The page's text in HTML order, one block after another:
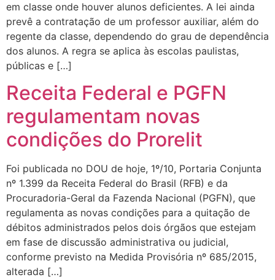
em classe onde houver alunos deficientes. A lei ainda
prevê a contratação de um professor auxiliar, além do
regente da classe, dependendo do grau de dependência
dos alunos. A regra se aplica às escolas paulistas,
públicas e […]
Receita Federal e PGFN
regulamentam novas
condições do Prorelit
Foi publicada no DOU de hoje, 1º/10, Portaria Conjunta
nº 1.399 da Receita Federal do Brasil (RFB) e da
Procuradoria-Geral da Fazenda Nacional (PGFN), que
regulamenta as novas condições para a quitação de
débitos administrados pelos dois órgãos que estejam
em fase de discussão administrativa ou judicial,
conforme previsto na Medida Provisória nº 685/2015,
alterada […]